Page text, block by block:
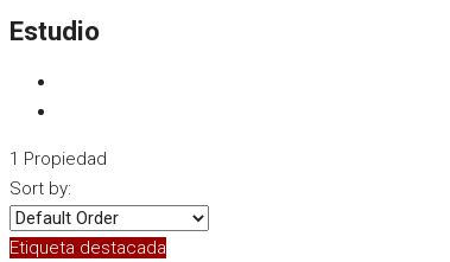
Estudio
1 Propiedad
Sort by:
Etiqueta destacada